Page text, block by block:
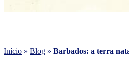
Início » Blog » Barbados: a terra